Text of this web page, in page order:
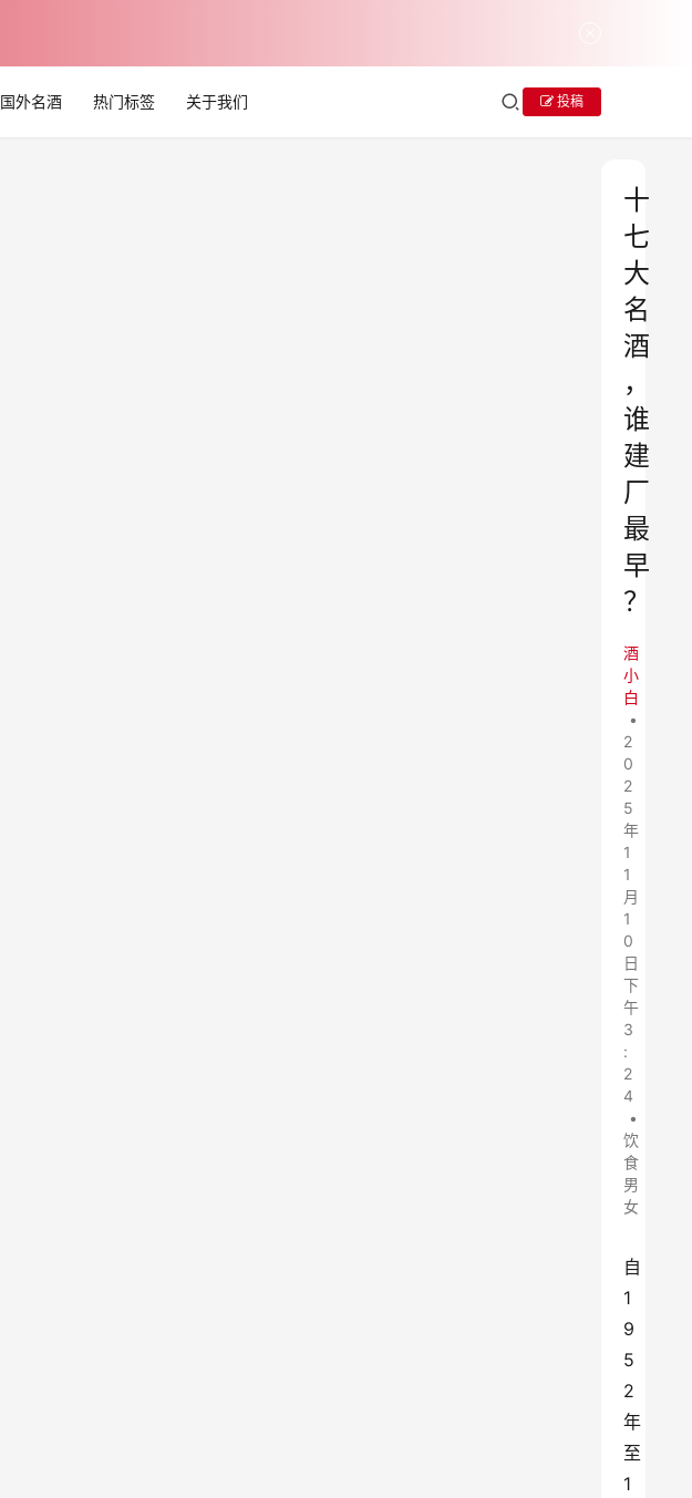
国外名酒 热门标签 关于我们 投稿
十
七
大
名
酒
，
谁
建
厂
最
早
？
酒
小
白
•
2
0
2
5
年
1
1
月
1
0
日
下
午
3
:
2
4
•
饮
食
男
女
自
1
9
5
2
年
至
1